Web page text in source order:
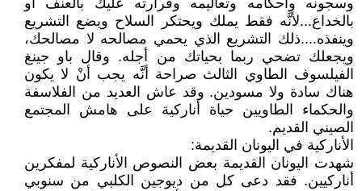
وسجونه وأحكامه وتعاليمه وقرارته عليك بالعنف أو
بالخداع...لأنَّه فقط يملك ويحتكر السلاح ويضع التشريع
وينفذه....ذلك التشريع الذي يحمي مصالحه لا مصالحك،
ويجعلك تضحي ربما بحياتك من أجله. وقال باو جينغ
الفيلسوف الطاوي الثالث صراحة أنَّه يجب أنْ لا يكون
هناك سادة ولا مسودين. وقد عاش العديد من الفلاسفة
والحكماء الطاويين حياة أناركية على هامش المجتمع
الصيني القديم.
الأناركية في اليونان القديمة:
شهدت اليونان القديمة بعض النصوص الأناركية لمفكرين
أناركيين. فقد دعى كل من ديوجين الكلبي من سنوبي